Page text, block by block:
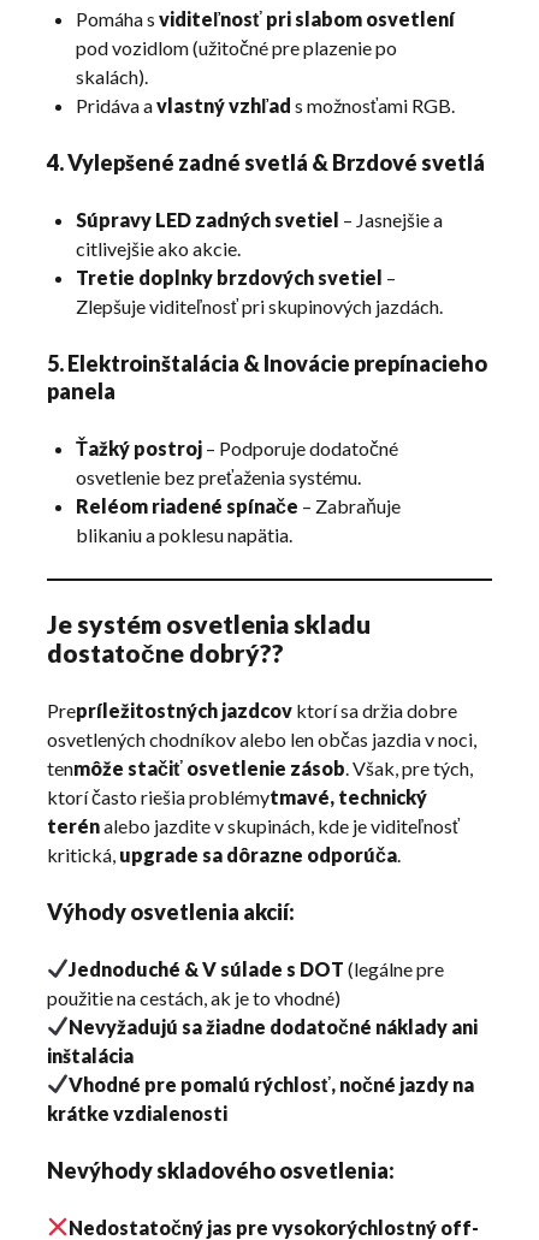
Pomáha sviditeľnosť pri slabom osvetlení
pod vozidlom (užitočné pre plazenie po
skalách).
Pridáva avlastný vzhľad s možnosťami RGB.
4. Vylepšené zadné svetlá & Brzdové svetlá
Súpravy LED zadných svetiel – Jasnejšie a
citlivejšie ako akcie.
Tretie doplnky brzdových svetiel –
Zlepšuje viditeľnosť pri skupinových jazdách.
5. Elektroinštalácia & Inovácie prepínacieho
panela
Ťažký postroj – Podporuje dodatočné
osvetlenie bez preťaženia systému.
Reléom riadené spínače – Zabraňuje
blikaniu a poklesu napätia.
Je systém osvetlenia skladu
dostatočne dobrý??
Prepríležitostných jazdcov ktorí sa držia dobre
osvetlených chodníkov alebo len občas jazdia v noci,
tenmôže stačiť osvetlenie zásob. Však, pre tých,
ktorí často riešia problémytmavé, technický
terénalebo jazdite v skupinách, kde je viditeľnosť
kritická, upgrade sa dôrazne odporúča.
Výhody osvetlenia akcií:
Jednoduché & V súlade s DOT (legálne pre
použitie na cestách, ak je to vhodné)
Nevyžadujú sa žiadne dodatočné náklady ani
inštalácia
Vhodné pre pomalú rýchlosť, nočné jazdy na
krátke vzdialenosti
Nevýhody skladového osvetlenia:
Nedostatočný jas pre vysokorýchlostný off-